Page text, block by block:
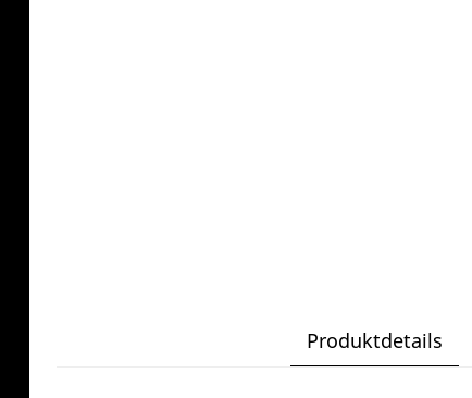
Produktdetails